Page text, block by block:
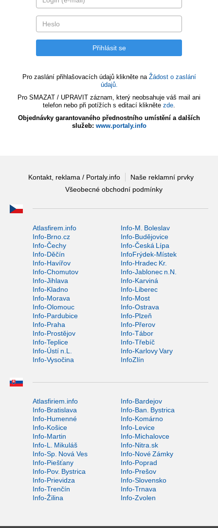
Pro zaslání přihlašovacích údajů klikněte na Žádost o zaslání
údajů.
Pro SMAZAT / UPRAVIT záznam, který neobsahuje váš mail ani
telefon nebo při potížích s editací klikněte zde.
Objednávky garantovaného přednostního umístění a dalších
služeb: www.portaly.info
Kontakt, reklama / Portaly.info
Naše reklamní prvky
Všeobecné obchodní podmínky
Atlasfirem.info
Info-M. Boleslav
Info-Brno.cz
Info-Budějovice
Info-Čechy
Info-Česká Lípa
Info-Děčín
InfoFrýdek-Místek
Info-Havířov
Info-Hradec Kr.
Info-Chomutov
Info-Jablonec n.N.
Info-Jihlava
Info-Karviná
Info-Kladno
Info-Liberec
Info-Morava
Info-Most
Info-Olomouc
Info-Ostrava
Info-Pardubice
Info-Plzeň
Info-Praha
Info-Přerov
Info-Prostějov
Info-Tábor
Info-Teplice
Info-Třebíč
Info-Ústí n.L.
Info-Karlovy Vary
Info-Vysočina
InfoZlín
Atlasfiriem.info
Info-Bardejov
Info-Bratislava
Info-Ban. Bystrica
Info-Humenné
Info-Komárno
Info-Košice
Info-Levice
Info-Martin
Info-Michalovce
Info-L. Mikuláš
Info-Nitra.sk
Info-Sp. Nová Ves
Info-Nové Zámky
Info-Piešťany
Info-Poprad
Info-Pov. Bystrica
Info-Prešov
Info-Prievidza
Info-Slovensko
Info-Trenčín
Info-Trnava
Info-Žilina
Info-Zvolen